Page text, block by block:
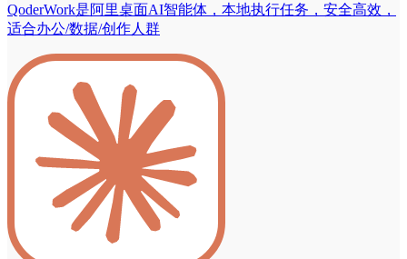
QoderWork是阿里桌面AI智能体，本地执行任务，安全高效，
适合办公/数据/创作人群